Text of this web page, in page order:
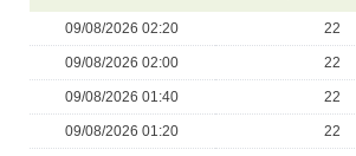
09/08/2026 02:20 22
09/08/2026 02:00 22
09/08/2026 01:40 22
09/08/2026 01:20 22